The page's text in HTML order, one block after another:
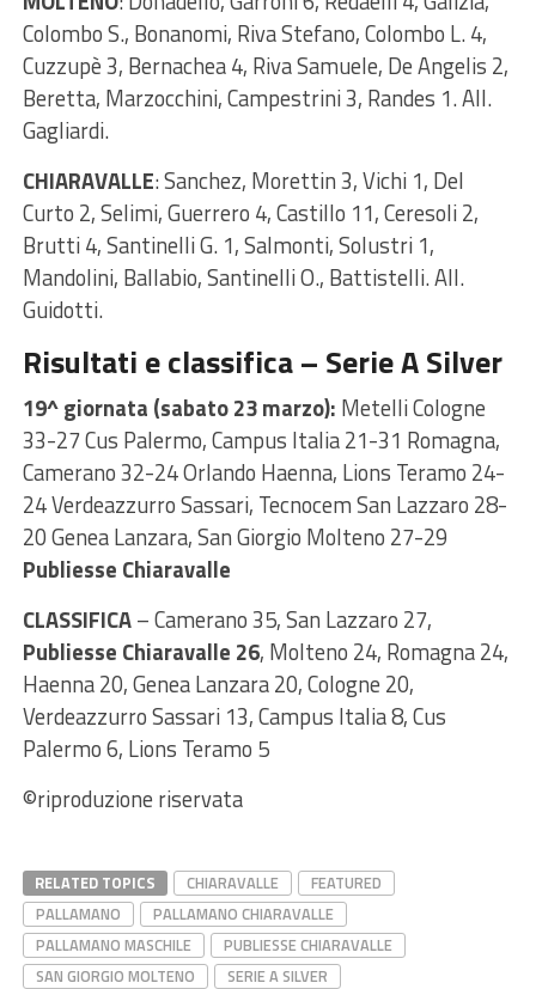
Colombo S., Bonanomi, Riva Stefano, Colombo L. 4,
Cuzzupè 3, Bernachea 4, Riva Samuele, De Angelis 2,
Beretta, Marzocchini, Campestrini 3, Randes 1. All.
Gagliardi.
CHIARAVALLE: Sanchez, Morettin 3, Vichi 1, Del
Curto 2, Selimi, Guerrero 4, Castillo 11, Ceresoli 2,
Brutti 4, Santinelli G. 1, Salmonti, Solustri 1,
Mandolini, Ballabio, Santinelli O., Battistelli. All.
Guidotti.
Risultati e classifica – Serie A Silver
19^ giornata (sabato 23 marzo): Metelli Cologne
33-27 Cus Palermo, Campus Italia 21-31 Romagna,
Camerano 32-24 Orlando Haenna, Lions Teramo 24-
24 Verdeazzurro Sassari, Tecnocem San Lazzaro 28-
20 Genea Lanzara, San Giorgio Molteno 27-29
Publiesse Chiaravalle
CLASSIFICA– Camerano 35, San Lazzaro 27,
Publiesse Chiaravalle 26, Molteno 24, Romagna 24,
Haenna 20, Genea Lanzara 20, Cologne 20,
Verdeazzurro Sassari 13, Campus Italia 8, Cus
Palermo 6, Lions Teramo 5
©riproduzione riservata
RELATED TOPICS CHIARAVALLE
FEATURED
PALLAMANO
PALLAMANO CHIARAVALLE
PALLAMANO MASCHILE
PUBLIESSE CHIARAVALLE
SAN GIORGIO MOLTENO
SERIE A SILVER